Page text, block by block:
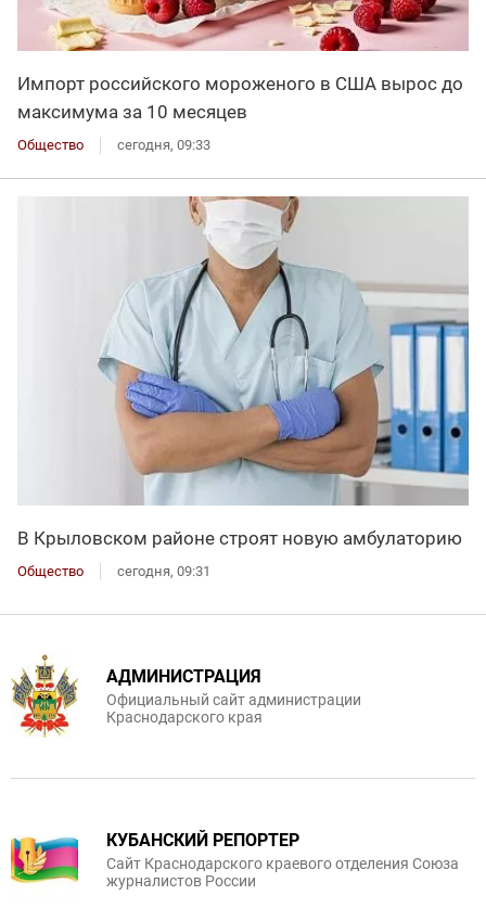
Импорт российского мороженого в США вырос до
максимума за 10 месяцев
Общество сегодня, 09:33
В Крыловском районе строят новую амбулаторию
Общество сегодня, 09:31
АДМИНИСТРАЦИЯ
Официальный сайт администрации
Краснодарского края
КУБАНСКИЙ РЕПОРТЕР
Сайт Краснодарского краевого отделения Союза
журналистов России